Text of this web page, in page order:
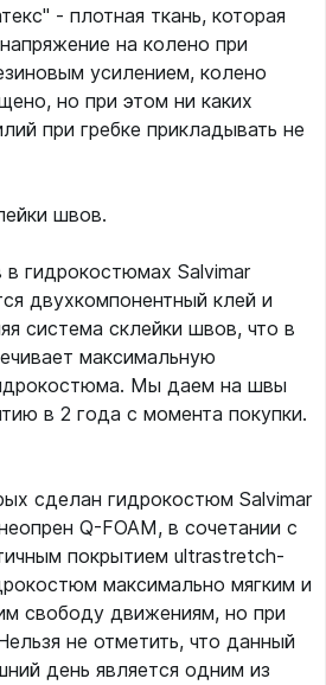
- плотная ткань, которая
на колено при
усилением, колено
но при этом ни каких
при гребке прикладывать не
швов.
гидрокостюмах Salvimar
двухкомпонентный клей и
система склейки швов, что в
максимальную
Мы даем на швы
в 2 года с момента покупки.
сделан гидрокостюм Salvimar
Q-FOAM, в сочетании с
покрытием ultrastretch-
максимально мягким и
свободу движениям, но при
не отметить, что данный
день является одним из